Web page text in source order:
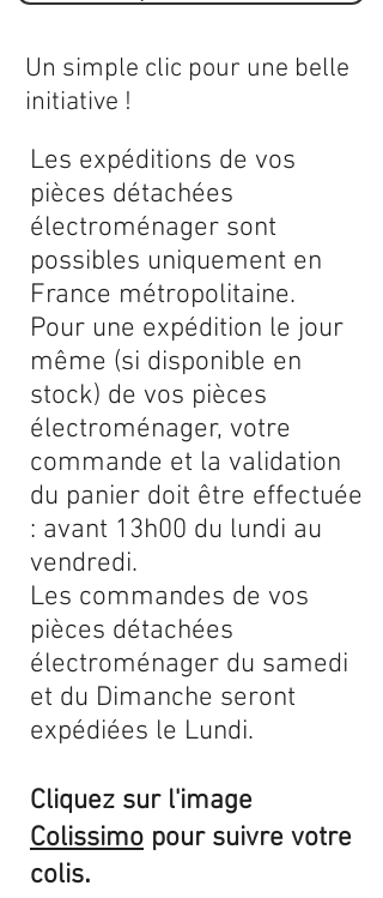
Les expéditions de vos
pièces détachées
électroménager sont
possibles uniquement en
France métropolitaine.
Pour une expédition le jour
même (si disponible en
stock) de vos pièces
électroménager, votre
commande et la validation
du panier doit être effectuée
: avant 13h00 du lundi au
vendredi.
Les commandes de vos
pièces détachées
électroménager du samedi
et du Dimanche seront
expédiées le Lundi.
Cliquez sur l'image
Colissimo pour suivre votre
colis.
Un simple clic pour une belle
initiative !